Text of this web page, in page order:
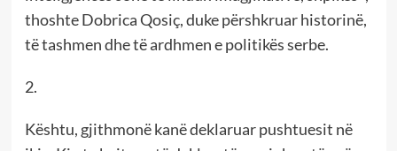
thoshte Dobrica Qosiç, duke përshkruar historinë,
të tashmen dhe të ardhmen e politikës serbe.
2.
Kështu, gjithmonë kanë deklaruar pushtuesit në